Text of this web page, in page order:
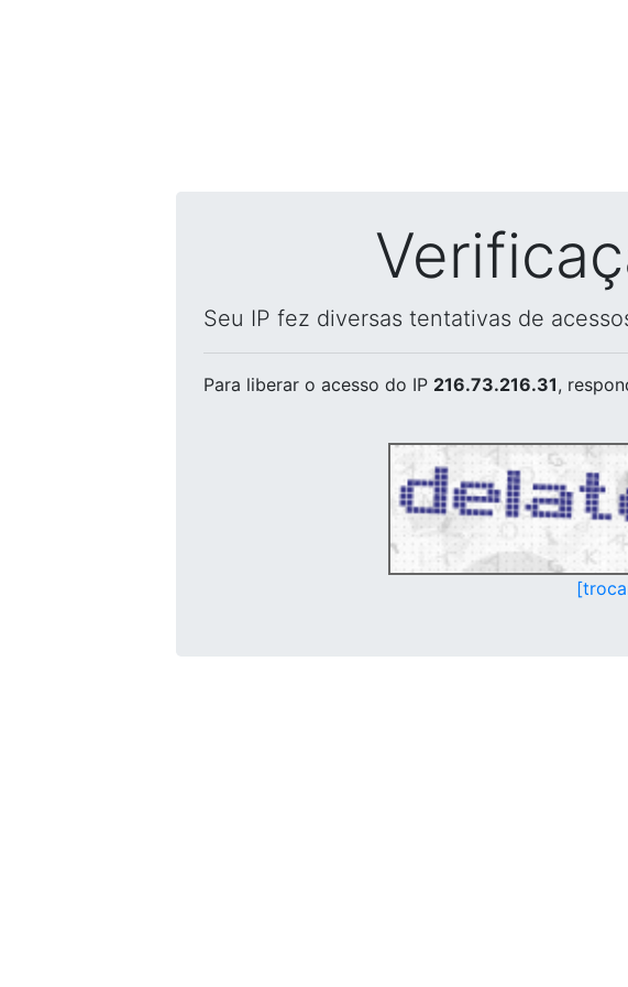
Seu IP fez diversas tentativas de
Para liberar o acesso do IP 216.73.216.31,